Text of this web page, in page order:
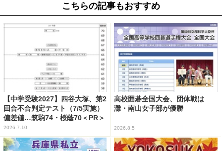
こちらの記事もおすすめ
【中学受験2027】四谷大塚、第2
回合不合判定テスト（7/5実施）
偏差値…筑駒74・桜蔭70＜PR＞
2026.7.10
高校囲碁全国大会、団体戦は
灘・南山女子部が優勝
2026.8.5